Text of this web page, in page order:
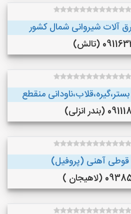
آلات شیروانی شمال کشور
(تالش)
منقطع
انزلی)
قوطی آهنی (پروفیل)
)